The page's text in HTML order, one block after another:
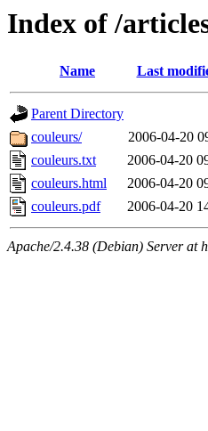
Index of /
Name Last
Parent Directory
couleurs/
2006-04-20
couleurs.txt
2006-04-20
couleurs.html
2006-04-20
couleurs.pdf
2006-04-20
Apache/2.4.38 (Debian) Server at